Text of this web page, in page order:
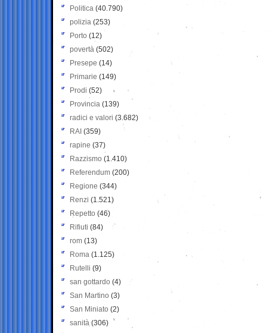
Politica (40.790)
polizia (253)
Porto (12)
povertà (502)
Presepe (14)
Primarie (149)
Prodi (52)
Provincia (139)
radici e valori (3.682)
RAI (359)
rapine (37)
Razzismo (1.410)
Referendum (200)
Regione (344)
Renzi (1.521)
Repetto (46)
Rifiuti (84)
rom (13)
Roma (1.125)
Rutelli (9)
san gottardo (4)
San Martino (3)
San Miniato (2)
sanità (306)